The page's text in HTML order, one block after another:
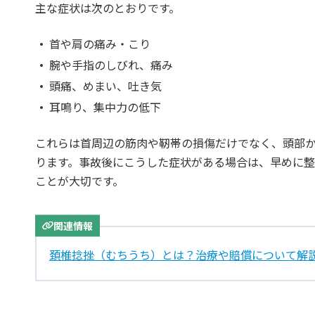
主な症状は次のとおりです。
首や肩の痛み・こり
腕や手指のしびれ、痛み
頭痛、めまい、吐き気
耳鳴り、集中力の低下
これらは首周辺の筋肉や靭帯の損傷だけでなく、頭部
ります。事故後にこうした症状がある場合は、早めに
ことが大切です。
関連情報
頚椎捻挫（むちうち）とは？治療や賠償について解